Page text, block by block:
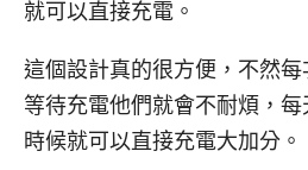
就可以直接充電。
這個設計真的很方便，不然
等待充電他們就會不耐煩，
時候就可以直接充電大加分。